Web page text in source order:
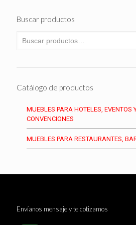
Buscar productos
Catálogo de productos
MUEBLES PARA HOTELES, EVENTOS
CONVENCIONES
MUEBLES PARA RESTAURANTES,
Envíanos mensaje y te cotizamos